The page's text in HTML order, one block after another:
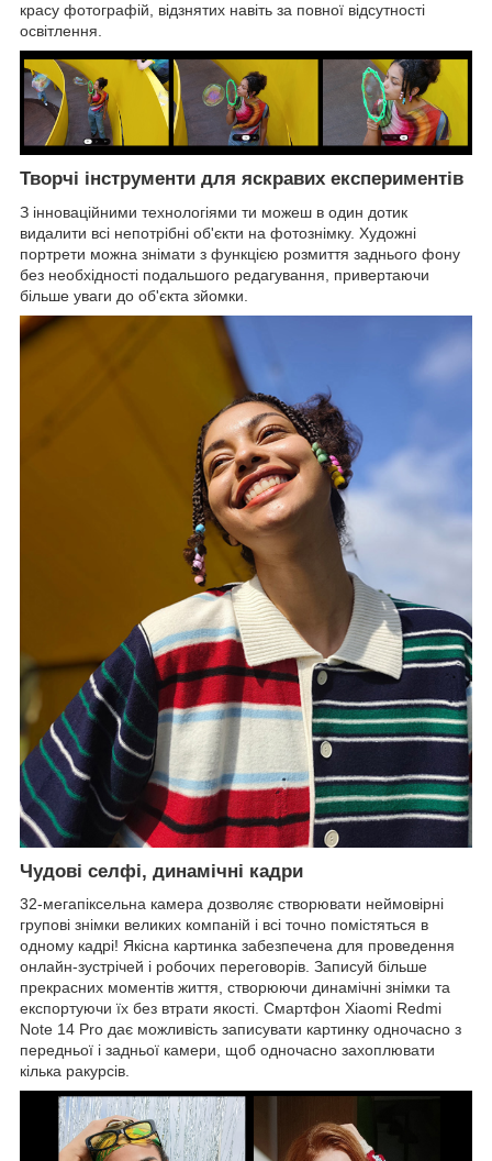
красу фотографій, відзнятих навіть за повної відсутності
освітлення.
Творчі інструменти для яскравих експериментів
З інноваційними технологіями ти можеш в один дотик
видалити всі непотрібні об'єкти на фотознімку. Художні
портрети можна знімати з функцією розмиття заднього фону
без необхідності подальшого редагування, привертаючи
більше уваги до об'єкта зйомки.
Чудові селфі, динамічні кадри
32-мегапіксельна камера дозволяє створювати неймовірні
групові знімки великих компаній і всі точно помістяться в
одному кадрі! Якісна картинка забезпечена для проведення
онлайн-зустрічей і робочих переговорів. Записуй більше
прекрасних моментів життя, створюючи динамічні знімки та
експортуючи їх без втрати якості. Смартфон Xiaomi Redmi
Note 14 Pro дає можливість записувати картинку одночасно з
передньої і задньої камери, щоб одночасно захоплювати
кілька ракурсів.